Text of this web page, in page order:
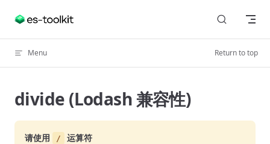
Skip to content
Menu Return to top
divide (Lodash 兼容性)
请使用 /
运算符